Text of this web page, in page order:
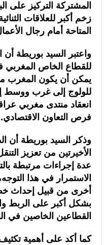
المشتركة التركيز على
زخم أكبر للعلاقات
المتاحة أمام رجال
واعتبر السيد بوريطة
للقطاع الخاص المغربي
يمكن أن يكون المغرب
للولوج إلى غرب ووسط
انعقاد منتدى مغربي
فرص التعاون الاقتصادي.
وذكر السيد بوريطة أن
الأخيرتين من تعزيز
عدة إجراءات مرتبطة
الاستمرار في هذا
أخرى من قبيل إحداث
بشكل أكبر على الربط
القطاعين الخاصين في
كما أكد على أهمية تكثيف